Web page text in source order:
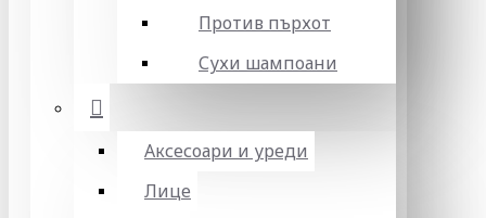
Против пърхот
Сухи шампоани
Аксесоари и уреди
Лице